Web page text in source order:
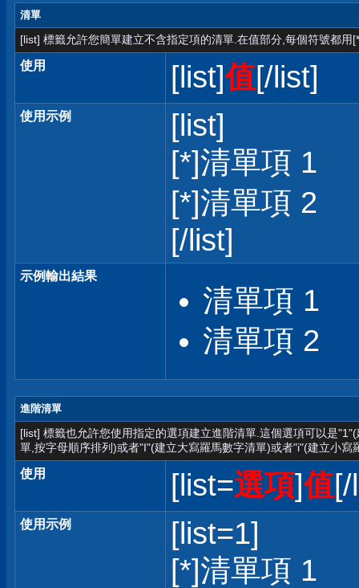
清單
[list] 標籤允許您簡單建立不含指定項的清單.在值部分,每個符號都用
使用 [list]值[/list]
使用示例
[list]
[*]清單項 1
[*]清單項 2
[/list]
示例輸出結果
清單項 1
清單項 2
進階清單
[list] 標籤也允許您使用指定的選項建立進階清單.這個選項可以是
單,按字母順序排列)或者"I"(建立大寫羅馬數字清單)或者"i"(建立小寫
使用 [list=選項]值
使用示例
[list=1]
[*]清單項 1